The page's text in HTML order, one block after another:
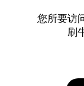
您所要访
刷